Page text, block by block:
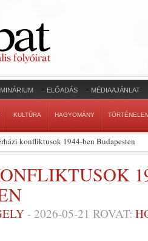
ELŐADÁS MÉDIAAJÁNLAT
KULTÚRA HAGYOMÁNY
konfliktusok 1944-ben Budapesten
- 2026-05-21 ROVAT: